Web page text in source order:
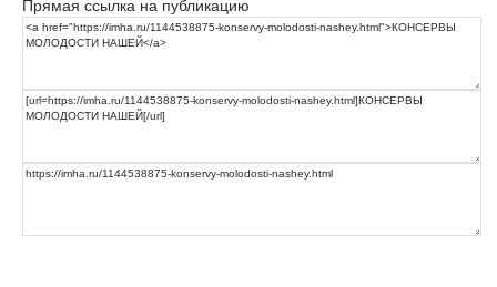
Прямая ссылка на публикацию